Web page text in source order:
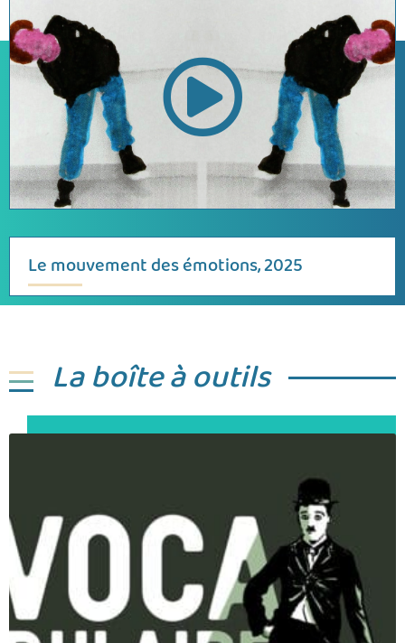
Le mouvement des émotions, 2025
La boîte à outils